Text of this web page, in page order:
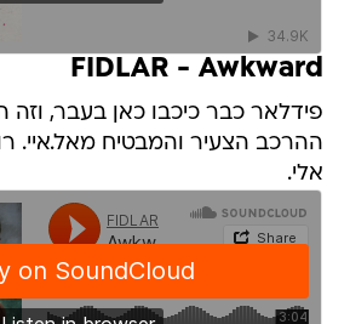
FIDLAR - Awkward
פידלאר כבר כיכבו כאן בעבר, וזה
ההרכב הצעיר והמבטיח מאל.איי.
אלי.